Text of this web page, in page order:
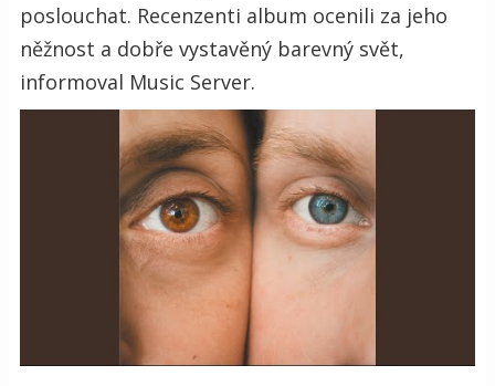
poslouchat. Recenzenti album ocenili za jeho
něžnost a dobře vystavěný barevný svět,
informoval Music Server.